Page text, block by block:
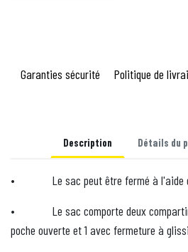
Garanties sécurité Politique de
Description Détails du
•
Le sac peut être fermé à
•
Le sac comporte deux
poche ouverte et 1 avec fermeture à